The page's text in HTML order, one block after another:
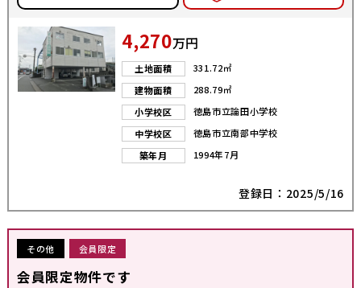
4,270万円
土地面積
331.72㎡
建物面積
288.79㎡
小学校区
徳島市立論田小学校
中学校区
徳島市立南部中学校
築年月
1994年7月
登録日：2025/5/16
その他 会員限定
会員限定物件です